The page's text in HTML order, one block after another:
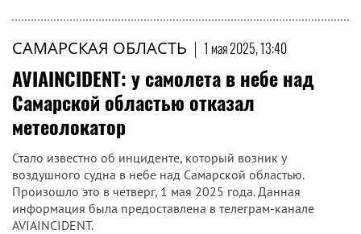
САМАРСКАЯ ОБЛАСТЬ | 1 мая 2025, 13:40
AVIAINCIDENT: у самолета в небе над
Самарской областью отказал
метеолокатор
Стало известно об инциденте, который возник у
воздушного судна в небе над Самарской областью.
Произошло это в четверг, 1 мая 2025 года. Данная
информация была предоставлена в телеграм-канале
AVIAINCIDENT.